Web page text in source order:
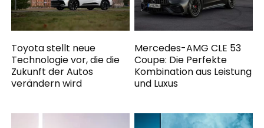
Toyota stellt neue
Technologie vor, die die
Zukunft der Autos
verändern wird
Mercedes-AMG CLE 53
Coupe: Die Perfekte
Kombination aus Leistung
und Luxus